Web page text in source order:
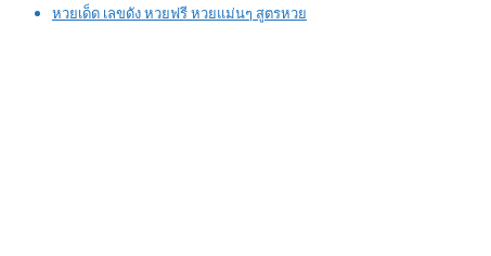
หวยเด็ด เลขดัง หวยฟรี หวยแม่นๆ สูตรหวย